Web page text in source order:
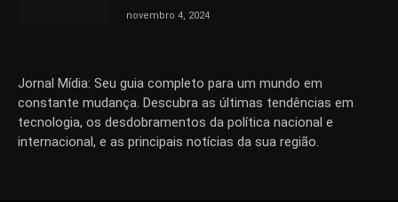
novembro 4, 2024
Jornal Mídia: Seu guia completo para um mundo em
constante mudança. Descubra as últimas tendências em
tecnologia, os desdobramentos da política nacional e
internacional, e as principais notícias da sua região.